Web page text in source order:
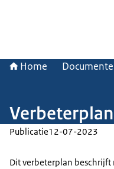
Home
Publicatie12-07-2023
Dit verbeterplan beschrijft